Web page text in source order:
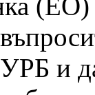
и